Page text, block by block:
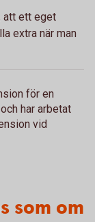
att ett eget
extra när man
för en
har arbetat
vid
som om